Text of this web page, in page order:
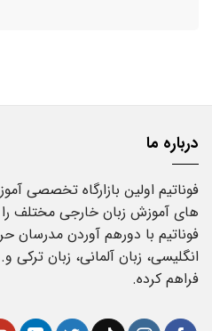
درباره ما
فوناتیم اولین بازارگاه تخصصی
های آموزش زبان خارجی مختلف
فوناتیم با دورهم آوردن مدرسان
انگلیسی، زبان آلمانی، زبان
فراهم کرده.